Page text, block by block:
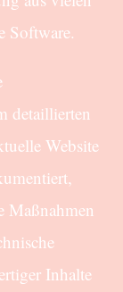
Software.
detaillierten
Website
Maßnahmen
Inhalte